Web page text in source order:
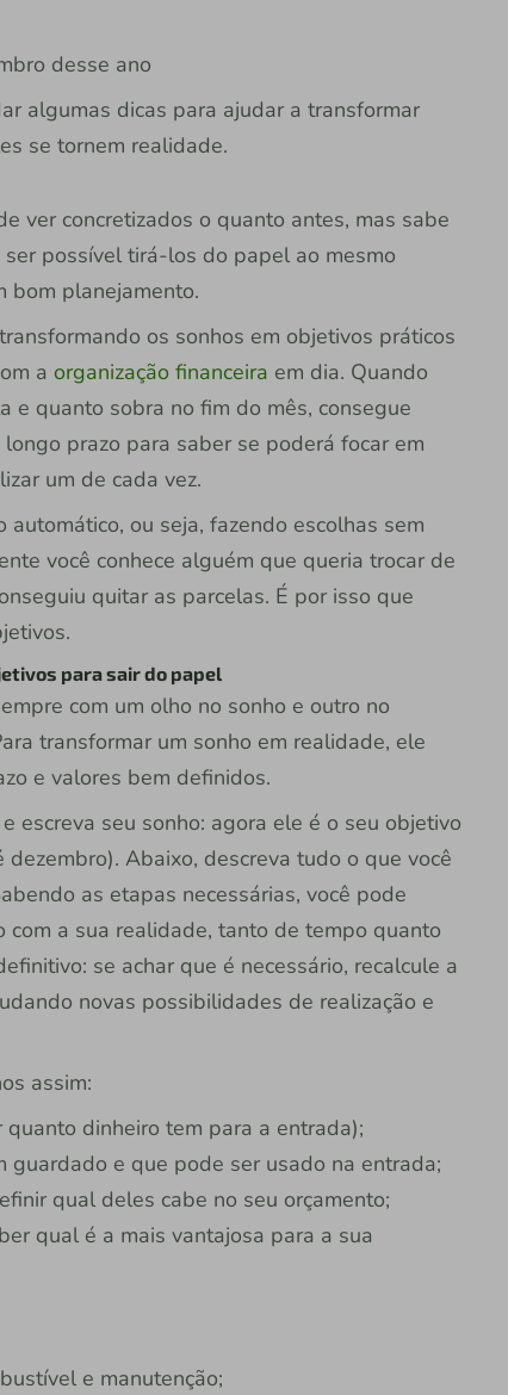
desse ano
algumas dicas para ajudar a transformar
se tornem realidade.
ver concretizados o quanto antes, mas sabe
possível tirá-los do papel ao mesmo
bom planejamento.
os sonhos em objetivos práticos
a organização financeira em dia. Quando
e quanto sobra no fim do mês, consegue
prazo para saber se poderá focar em
um de cada vez.
ou seja, fazendo escolhas sem
você conhece alguém que queria trocar de
quitar as parcelas. É por isso que
para sair do papel
com um olho no sonho e outro no
transformar um sonho em realidade, ele
e valores bem definidos.
escreva seu sonho: agora ele é o seu objetivo
Abaixo, descreva tudo o que você
as etapas necessárias, você pode
a sua realidade, tanto de tempo quanto
se achar que é necessário, recalcule a
novas possibilidades de realização e
assim:
dinheiro tem para a entrada);
guardado e que pode ser usado na entrada;
qual deles cabe no seu orçamento;
qual é a mais vantajosa para a sua
e manutenção;